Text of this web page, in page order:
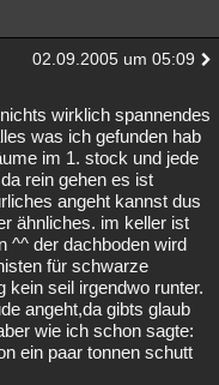
02.09.2005 um 05:09
wirklich spannendes
was ich gefunden hab
im 1. stock und jede
rein gehen es ist
angeht kannst dus
ähnliches. im keller ist
^^ der dachboden wird
für schwarze
kein seil irgendwo runter.
angeht,da gibts glaub
wie ich schon sagte:
ein paar tonnen schutt